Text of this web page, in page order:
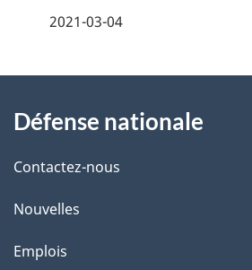
i
l
s
d
2021-03-04
propos
de
ce
site
Défense nationale
Contactez-nous
Nouvelles
Emplois